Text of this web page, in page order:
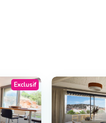
Exclusif